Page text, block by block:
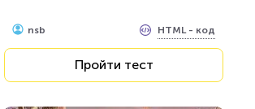
nsb HTML - код
Пройти тест